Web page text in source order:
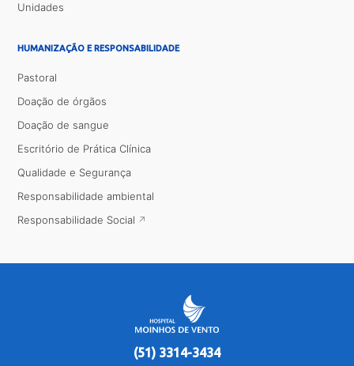
Unidades
HUMANIZAÇÃO E RESPONSABILIDADE
Pastoral
Doação de órgãos
Doação de sangue
Escritório de Prática Clínica
Qualidade e Segurança
Responsabilidade ambiental
Responsabilidade Social
(51) 3314-3434